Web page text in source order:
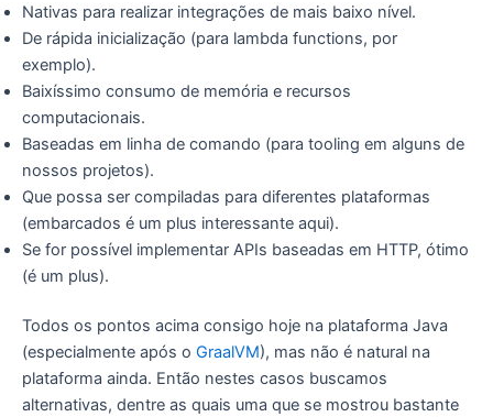
Nativas para realizar integrações de mais baixo nível.
De rápida inicialização (para lambda functions, por
exemplo).
Baixíssimo consumo de memória e recursos
computacionais.
Baseadas em linha de comando (para tooling em alguns de
nossos projetos).
Que possa ser compiladas para diferentes plataformas
(embarcados é um plus interessante aqui).
Se for possível implementar APIs baseadas em HTTP, ótimo
(é um plus).
Todos os pontos acima consigo hoje na plataforma Java
(especialmente após o GraalVM), mas não é natural na
plataforma ainda. Então nestes casos buscamos
alternativas, dentre as quais uma que se mostrou bastante